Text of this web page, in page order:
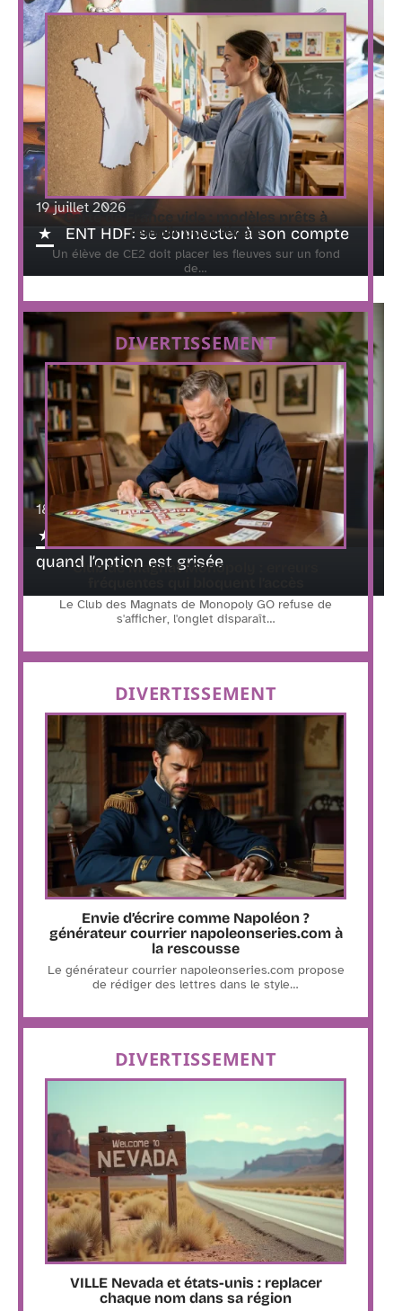
19 juillet 2026
ENT HDF: se connecter à son compte
18 juillet 2026
Archiver une commande Amazon
quand l’option est grisée
Carte de France vide : modèles prêts à
remplir pour l’école
Un élève de CE2 doit placer les fleuves sur un fond
de…
DIVERTISSEMENT
Club de Magnat Monopoly : erreurs
Le Club des Magnats de Monopoly GO refuse de
s'afficher, l'onglet disparaît…
DIVERTISSEMENT
Envie d’écrire comme Napoléon ?
générateur courrier napoleonseries.com à
la rescousse
Le générateur courrier napoleonseries.com propose
de rédiger des lettres dans le style…
DIVERTISSEMENT
VILLE Nevada et états-unis : replacer
chaque nom dans sa région